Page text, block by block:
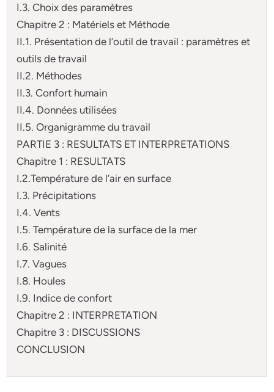
I.3. Choix des paramètres
Chapitre 2 : Matériels et Méthode
II.1. Présentation de l’outil de travail : paramètres et
outils de travail
II.2. Méthodes
II.3. Confort humain
II.4. Données utilisées
II.5. Organigramme du travail
PARTIE 3 : RESULTATS ET INTERPRETATIONS
Chapitre 1 : RESULTATS
I.2.Température de l’air en surface
I.3. Précipitations
I.4. Vents
I.5. Température de la surface de la mer
I.6. Salinité
I.7. Vagues
I.8. Houles
I.9. Indice de confort
Chapitre 2 : INTERPRETATION
Chapitre 3 : DISCUSSIONS
CONCLUSION